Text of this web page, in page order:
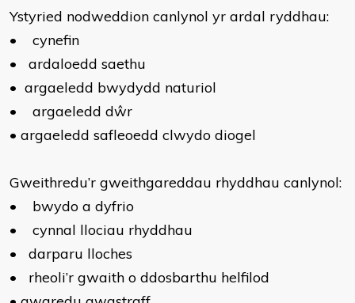
Ystyried nodweddion canlynol yr ardal ryddhau:
•
cynefin
•
ardaloedd saethu
• argaeledd bwydydd naturiol
•
argaeledd dŵr
• argaeledd safleoedd clwydo diogel
Gweithredu’r gweithgareddau rhyddhau canlynol:
•
bwydo a dyfrio
•
cynnal llociau rhyddhau
•
darparu lloches
•
rheoli’r gwaith o ddosbarthu helfilod